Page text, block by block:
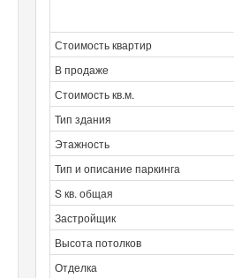
Стоимость квартир
В продаже
Стоимость кв.м.
Тип здания
Этажность
Тип и описание паркинга
S кв. общая
Застройщик
Высота потолков
Отделка